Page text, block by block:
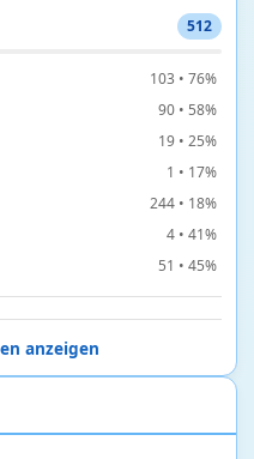
512
103 • 76%
90 • 58%
19 • 25%
1 • 17%
244 • 18%
4 • 41%
51 • 45%
anzeigen